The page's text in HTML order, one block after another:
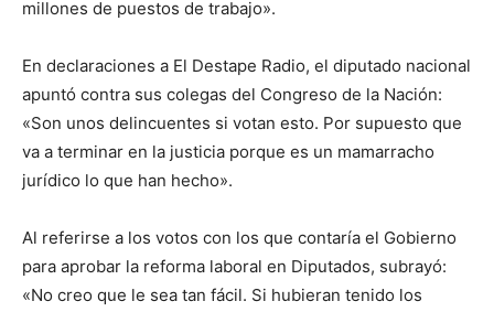
millones de puestos de trabajo».
En declaraciones a El Destape Radio, el diputado nacional
apuntó contra sus colegas del Congreso de la Nación:
«Son unos delincuentes si votan esto. Por supuesto que
va a terminar en la justicia porque es un mamarracho
jurídico lo que han hecho».
Al referirse a los votos con los que contaría el Gobierno
para aprobar la reforma laboral en Diputados, subrayó:
«No creo que le sea tan fácil. Si hubieran tenido los